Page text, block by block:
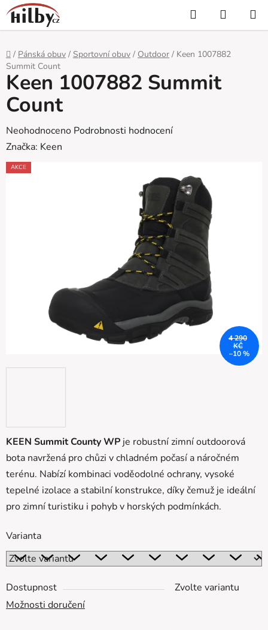
Přejít
na
obsah
Hledat
KOŠÍK
Domů
/ Pánská obuv / Sportovní obuv / Outdoor / Keen 1007882
Summit Count
KEEN Summit County WP je robustní zimní outdoorová
bota navržená pro chůzi v chladném počasí a náročném
terénu. Nabízí kombinaci voděodolné ochrany, vysoké
tepelné izolace a stabilní konstrukce, díky čemuž je ideální
pro zimní turistiku i pohyb v horských podmínkách.
Varianta
Dostupnost
Zvolte variantu
Možnosti doručení
Keen 1007882 Summit
Count
Průměrné
hodnocení
produktu
Neohodnoceno Podrobnosti hodnocení
Značka: Keen
AKCE
4 290
KČ
–10 %